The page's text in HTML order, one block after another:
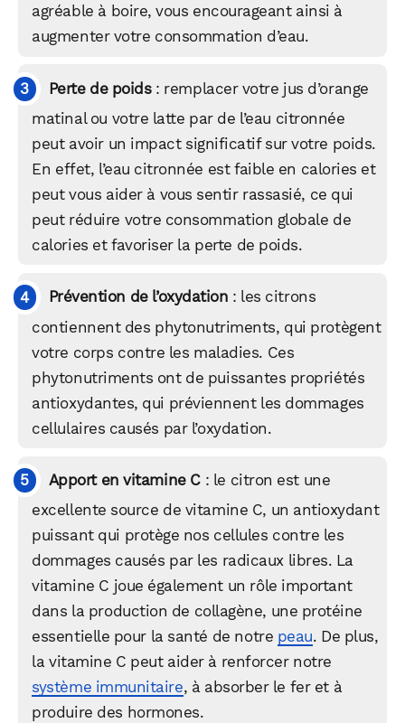
agréable à boire, vous encourageant ainsi à
augmenter votre consommation d’eau.
Perte de poids: remplacer votre jus d’orange
matinal ou votre latte par de l’eau citronnée
peut avoir un impact significatif sur votre poids.
En effet, l’eau citronnée est faible en calories et
peut vous aider à vous sentir rassasié, ce qui
peut réduire votre consommation globale de
calories et favoriser la perte de poids.
Prévention de l’oxydation : les citrons
contiennent des phytonutriments, qui protègent
votre corps contre les maladies. Ces
phytonutriments ont de puissantes propriétés
antioxydantes, qui préviennent les dommages
cellulaires causés par l’oxydation.
Apport en vitamine C: le citron est une
excellente source de vitamine C, un antioxydant
puissant qui protège nos cellules contre les
dommages causés par les radicaux libres. La
vitamine C joue également un rôle important
dans la production de collagène, une protéine
essentielle pour la santé de notre peau. De plus,
la vitamine C peut aider à renforcer notre
système immunitaire, à absorber le fer et à
produire des hormones.